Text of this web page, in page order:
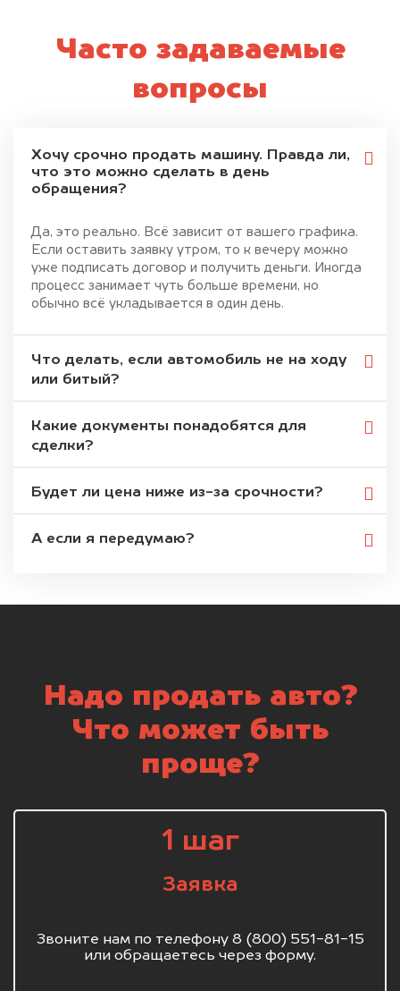
Часто задаваемые
вопросы
Хочу срочно продать машину. Правда ли,
что это можно сделать в день
обращения?
Да, это реально. Всё зависит от вашего графика.
Если оставить заявку утром, то к вечеру можно
уже подписать договор и получить деньги. Иногда
процесс занимает чуть больше времени, но
обычно всё укладывается в один день.
Что делать, если автомобиль не на ходу
или битый?
Какие документы понадобятся для
сделки?
Будет ли цена ниже из-за срочности?
А если я передумаю?
Надо продать авто?
Что может быть
проще?
1 шаг
Заявка
Звоните нам по телефону 8 (800) 551-81-15
или обращаетесь через форму.